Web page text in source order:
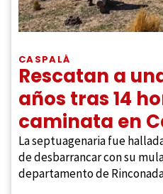
CASPALÁ
Rescatan a
años tras 14
caminata en
La septuagenaria fue
de desbarrancar con su
departamento de